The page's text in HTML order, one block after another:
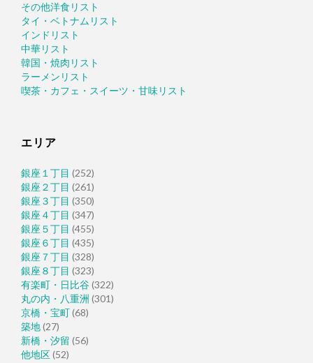
その他洋食リスト
タイ・ベトナムリスト
インドリスト
中華リスト
韓国・焼肉リスト
ラーメンリスト
喫茶・カフェ・スイーツ・甘味リスト
エリア
銀座１丁目 (252)
銀座２丁目 (261)
銀座３丁目 (350)
銀座４丁目 (347)
銀座５丁目 (455)
銀座６丁目 (435)
銀座７丁目 (328)
銀座８丁目 (323)
有楽町・日比谷(322)
丸の内・八重洲 (301)
京橋・宝町(68)
築地(27)
新橋・汐留 (56)
他地区(52)